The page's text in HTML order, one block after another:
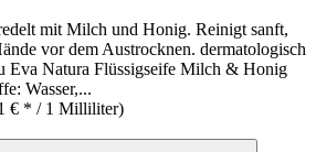
mit Milch und Honig. Reinigt sanft,
vor dem Austrocknen. dermatologisch
Eva Natura Flüssigseife Milch & Honig
Wasser,...
€ * / 1 Milliliter)